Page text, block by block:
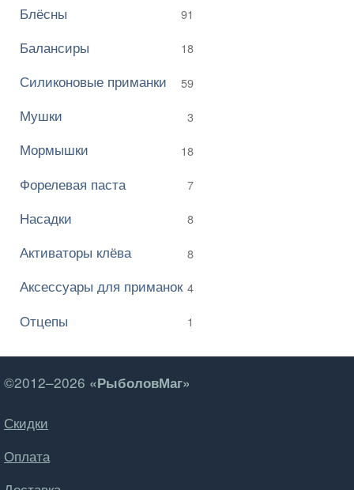
Блёсны 91
Балансиры 18
Силиконовые приманки 59
Мушки 3
Мормышки 18
Форелевая паста 7
Насадки 8
Активаторы клёва 8
Аксессуары для приманок 4
Отцепы 1
©2012–2026 «РыболовМаг»
Скидки
Оплата